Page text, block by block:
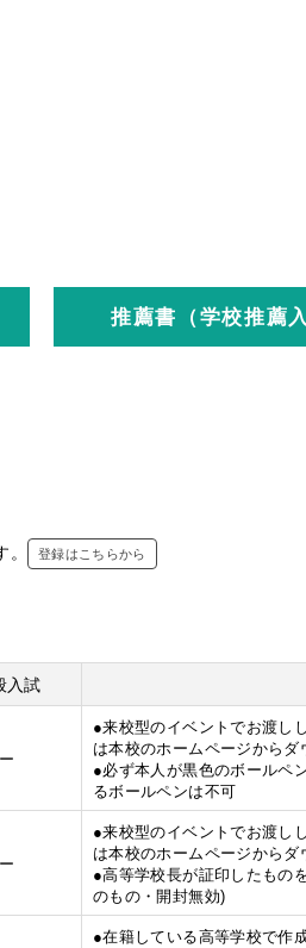
推薦書（学校推薦
登録はこちらから
入試
ー
●来校型のイベントでお渡し
は本校のホームページからダ
●必ず本人が黒色のボールペ
るボールペンは不可
ー
●来校型のイベントでお渡し
は本校のホームページからダ
●高等学校長が証印したもの
のもの・開封無効)
●在籍している高等学校で作